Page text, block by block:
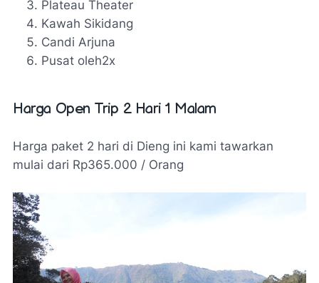
Plateau Theater
Kawah Sikidang
Candi Arjuna
Pusat oleh2x
Harga Open Trip 2 Hari 1 Malam
Harga paket 2 hari di Dieng ini kami tawarkan
mulai dari Rp365.000 / Orang